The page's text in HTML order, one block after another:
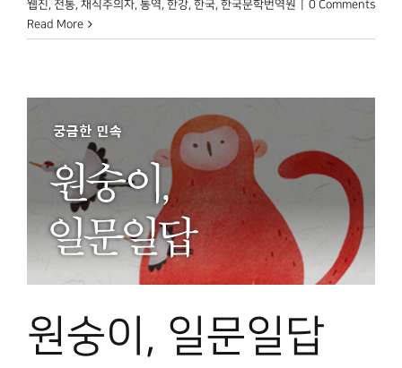
웹진, 전통, 채식주의자, 통역, 한강, 한국, 한국문학번역원
0 Comments
Read More
원숭이, 일문일답